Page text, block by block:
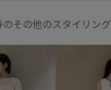
その他のスタイリング